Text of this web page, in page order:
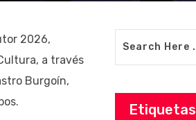
2026,
a través
Burgoín,
Etiquetas